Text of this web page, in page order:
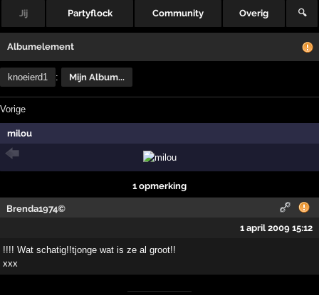
Jij Partyflock Community Overig 🔍
Albumelement
knoeierd1 : Mijn Album...
Vorige
milou
1 opmerking
Brenda1974©
1 april 2009 15:12
!!!! Wat schatig!!tjonge wat is ze al groot!!
xxx